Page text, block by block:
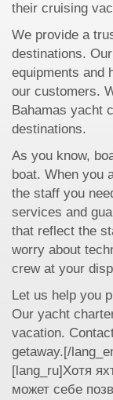
their cruising
We provide a
destinations.
equipments and
our customers.
Bahamas yacht
destinations.
As you know,
boat. When you
the staff you
services and
that reflect the
worry about
crew at your
Let us help you
Our yacht
vacation.
getaway.[/
[lang_ru]Хотя
может себе